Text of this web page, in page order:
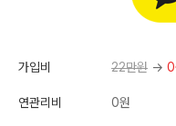
가입비 22만원 → 0
연관리비 0원